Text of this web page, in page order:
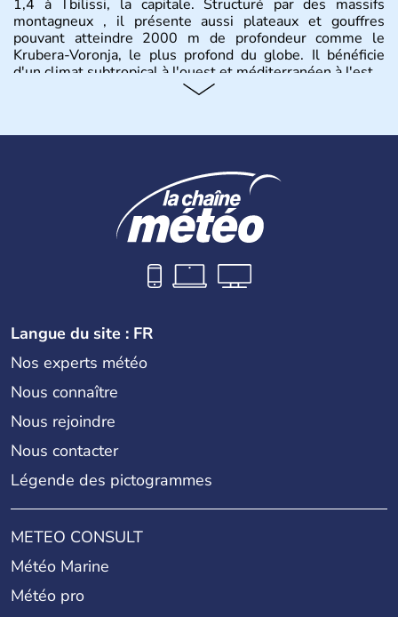
1,4 à Tbilissi, la capitale. Structuré par des massifs
montagneux , il présente aussi plateaux et gouffres
pouvant atteindre 2000 m de profondeur comme le
Krubera-Voronja, le plus profond du globe. Il bénéficie
d'un climat subtropical à l'ouest et méditerranéen à l'est.
Langue du site : FR
Nos experts météo
Nous connaître
Nous rejoindre
Nous contacter
Légende des pictogrammes
METEO CONSULT
Météo Marine
Météo pro